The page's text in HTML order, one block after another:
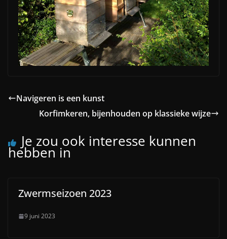
Navigeren is een kunst
Korfimkeren, bijenhouden op klassieke wijze
Je zou ook interesse kunnen
hebben in
Zwermseizoen 2023
9 juni 2023